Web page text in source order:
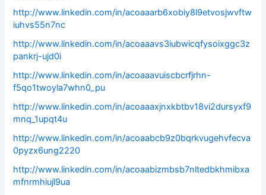
http://www.linkedin.com/in/acoaaarb6xobiy8l9etvosjwvftw
iuhvs55n7nc
http://www.linkedin.com/in/acoaaavs3iubwicqfysoixggc3z
pankrj-ujd0i
http://www.linkedin.com/in/acoaaavuiscbcrfjrhn-
f5qo1twoyla7whn0_pu
http://www.linkedin.com/in/acoaaaxjnxkbtbv18vi2dursyxf9
mnq_1upqt4u
http://www.linkedin.com/in/acoaabcb9z0bqrkvugehvfecva
0pyzx6ung2220
http://www.linkedin.com/in/acoaabizmbsb7nltedbkhmibxa
mfnrmhiujl9ua